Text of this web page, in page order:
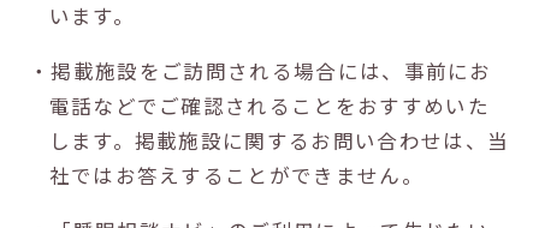
います。
・掲載施設をご訪問される場合には、事前にお
電話などでご確認されることをおすすめいた
します。掲載施設に関するお問い合わせは、当
社ではお答えすることができません。